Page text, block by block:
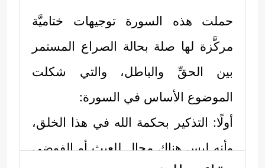
حملت هذه السورة توجيهات ختاميَّة
مركَّزة لها صلة بحالة الصراع المستمر
بين الحقِّ والباطل، والتي شكلت
الموضوع الأساس في السورة:
أولًا: التذكير بحكمة الله في هذا الخلق،
وأنه ليس هناك مجال للعبث أو الفوضى